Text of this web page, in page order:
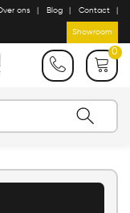
ons Blog Contact
Showroom
0